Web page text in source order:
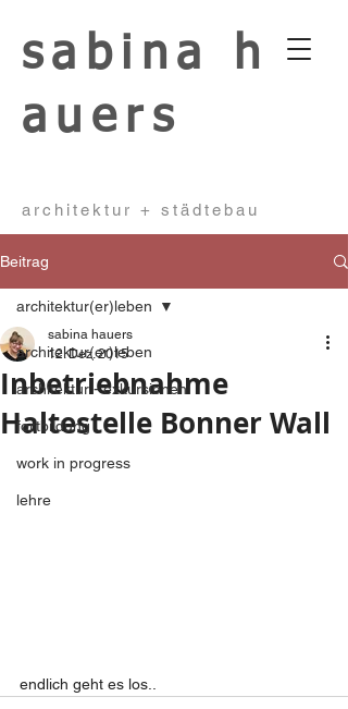
sabina
h
auers
architektur + städtebau
Beitrag
architektur(er)leben
architektur - exkursionen
fortbildung
work in progress
lehre
architektur(er)leben
Inbetriebnahme
Haltestelle Bonner Wall
sabina hauers
12. Dez. 2015
endlich geht es los..